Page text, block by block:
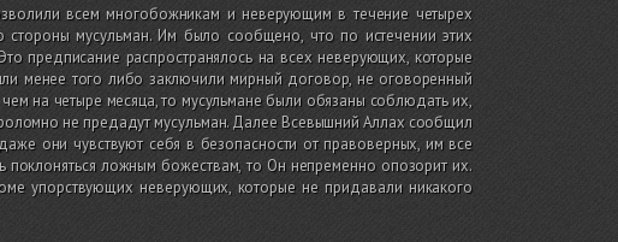
всем многобожникам и неверующим в течение четырех
мусульман. Им было сообщено, что по истечении этих
предписание распространялось на всех неверующих, которые
менее того либо заключили мирный договор, не оговоренный
на четыре месяца, то мусульмане были обязаны соблюдать их,
не предадут мусульман. Далее Всевышний Аллах сообщил
они чувствуют себя в безопасности от правоверных, им все
поклоняться ложным божествам, то Он непременно опозорит их.
упорствующих неверующих, которые не придавали никакого